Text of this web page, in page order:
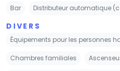
Bar Distributeur automatique
DIVERS
Équipements pour les personnes
Chambres familiales